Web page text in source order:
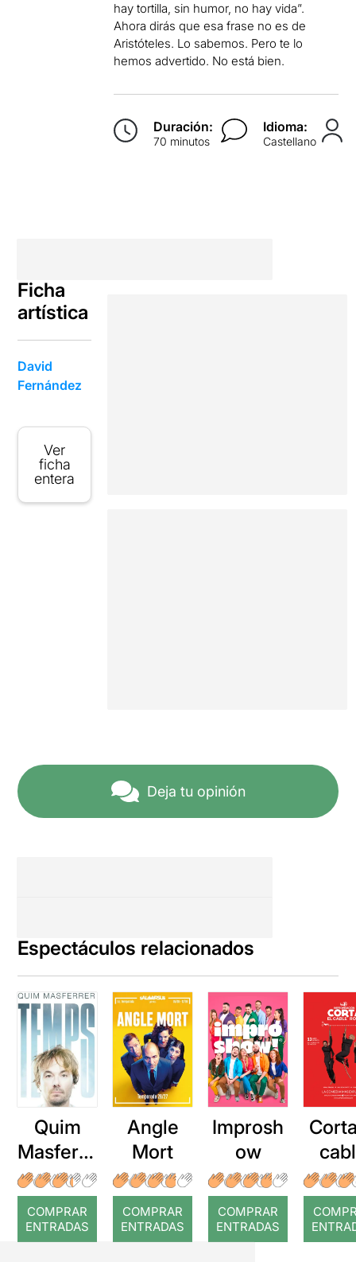
hay tortilla, sin humor, no hay vida”.
Ahora dirás que esa frase no es de
Aristóteles. Lo sabemos. Pero te lo
hemos advertido. No está bien.
Duración:
70 minutos
Idioma:
Castellano
Ficha
artística
David
Fernández
Ver
ficha
entera
Deja tu opinión
Espectáculos relacionados
Quim
Masferre
r: Temps
COMPRAR
ENTRADAS
Angle
Mort
COMPRAR
ENTRADAS
Improsh
ow
COMPRAR
ENTRADAS